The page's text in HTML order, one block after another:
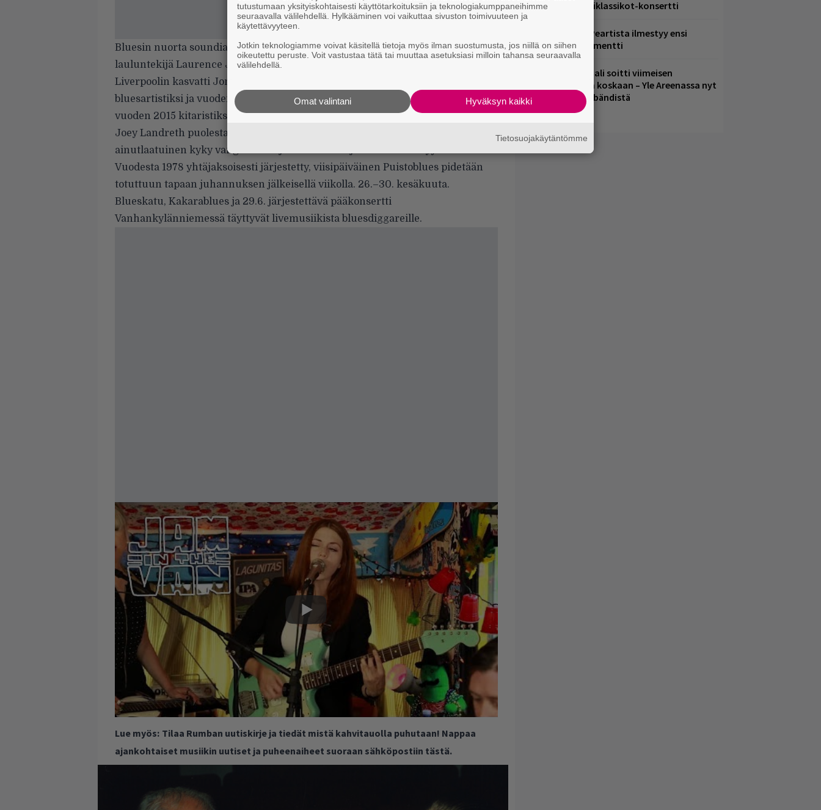
Bluesin nuorta soundia tarjoaa 25-vuotias brittiläinen blues-kitaristi ja laulaja-
lauluntekijä Laurence Jones, jota on nimitetty ”bluesin tulevaisuudeksi”.
Liverpoolin kasvatti Jones on valittu vuosina 2014–2016 vuoden nuoreksi
bluesartistiksi ja vuoden 2016 kitaristiksi British Blues Awardseissa sekä
vuoden 2015 kitaristiksi European Blues Awardseissa.
Joey Landreth puolestaan on Kanadan lahja bluesille. Landrethilla on
ainutlaatuinen kyky vangita kuulijansa herkällä ja sielukkaalla tyylillään.
Vuodesta 1978 yhtäjaksoisesti järjestetty, viisipäiväinen Puistoblues pidetään
totuttuun tapaan juhannuksen jälkeisellä viikolla. 26.–30. kesäkuuta.
Blueskatu, Kakarablues ja 29.6. järjestettävä pääkonsertti
Vanhankylänniemessä täyttyvät livemusiikista bluesdiggareille.
Lue myös: Tilaa Rumban uutiskirje ja tiedät mistä kahvitauolla puhutaan! Nappaa
ajankohtaiset musiikin uutiset ja puheenaiheet suoraan sähköpostiin tästä.
myös metalliklassikot-konsertti
Rushin Neil Peartista ilmestyy ensi
kuussa dokumentti
Eppu Normaali soitti viimeisen
konserttinsa koskaan – Yle Areenassa nyt
dokumentti bändistä
tutustumaan yksityiskohtaisesti käyttötarkoituksiin ja teknologiakumppaneihimme
seuraavalla välilehdellä. Hylkääminen voi vaikuttaa sivuston toimivuuteen ja
käytettävyyteen.
Jotkin teknologiamme voivat käsitellä tietoja myös ilman suostumusta, jos niillä on siihen
oikeutettu peruste. Voit vastustaa tätä tai muuttaa asetuksiasi milloin tahansa seuraavalla
välilehdellä.
Hyväksyn kaikki
Omat valintani
Tietosuojakäytäntömme